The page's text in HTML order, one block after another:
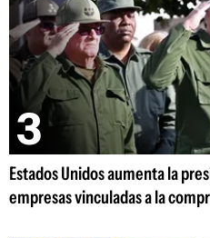
Estados Unidos aumenta la
empresas vinculadas a la